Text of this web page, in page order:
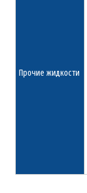
Прочие жидкости